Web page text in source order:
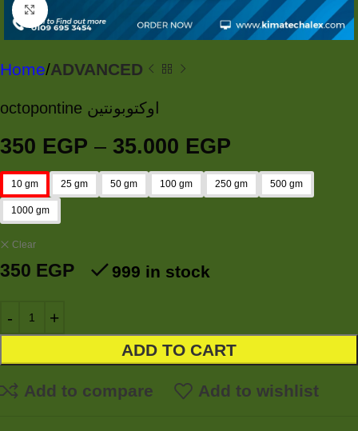
Click to enlarge
Home ADVANCED
octopontine اوكتوبونتين
350 EGP – 35.000 EGP
10 gm 25 gm 50 gm 100 gm 250 gm 500 gm
1000 gm
Clear
350 EGP 999 in stock
ADD TO CART
Add to compare Add to wishlist